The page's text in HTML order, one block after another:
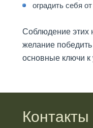
оградить себя
Соблюдение этих
желание
основные ключи к
Контакты